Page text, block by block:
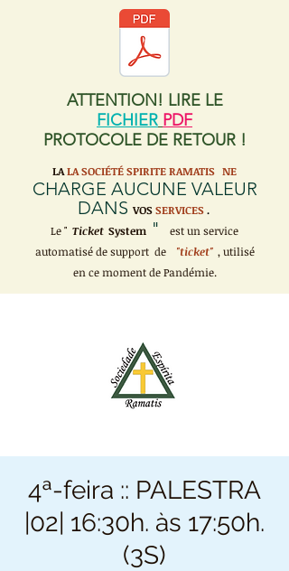
ATTENTION! LIRE LE
FICHIER PDF
PROTOCOLE DE RETOUR !
LALA SOCIÉTÉ SPIRITE RAMATIS NE
CHARGE AUCUNE VALEUR
DANS VOS SERVICES.
Le " Ticket System "
est un service
automatisé de support de
"ticket" , utilisé
en ce moment de Pandémie.
4ª-feira :: PALESTRA
|02| 16:30h. às 17:50h.
(3S)